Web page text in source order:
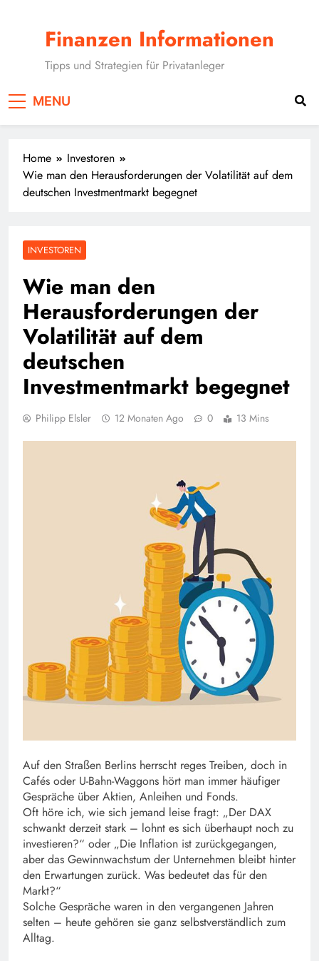
Finanzen Informationen
Tipps und Strategien für Privatanleger
MENU
Home
Investoren
Wie man den Herausforderungen der Volatilität auf dem
deutschen Investmentmarkt begegnet
INVESTOREN
Wie man den
Herausforderungen der
Volatilität auf dem
deutschen
Investmentmarkt begegnet
Philipp Elsler 12 Monaten Ago 0 13 Mins
Auf den Straßen Berlins herrscht reges Treiben, doch in
Cafés oder U-Bahn-Waggons hört man immer häufiger
Gespräche über Aktien, Anleihen und Fonds.
Oft höre ich, wie sich jemand leise fragt: „Der DAX
schwankt derzeit stark – lohnt es sich überhaupt noch zu
investieren?“ oder „Die Inflation ist zurückgegangen,
aber das Gewinnwachstum der Unternehmen bleibt hinter
den Erwartungen zurück. Was bedeutet das für den
Markt?“
Solche Gespräche waren in den vergangenen Jahren
selten – heute gehören sie ganz selbstverständlich zum
Alltag.